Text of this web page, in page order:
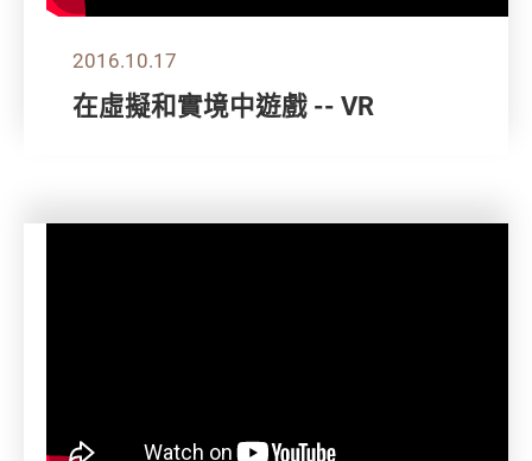
2016.10.17
在虛擬和實境中遊戲 -- VR